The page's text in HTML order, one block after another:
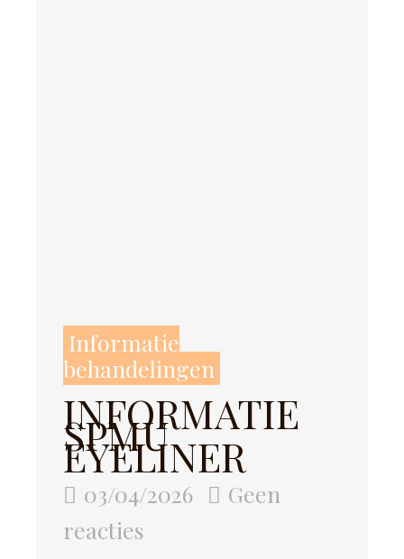
Informatie
behandelingen
INFORMATIE
SPMU
EYELINER
03/04/2026
Geen
reacties